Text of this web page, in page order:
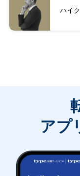
ハイ
アプ